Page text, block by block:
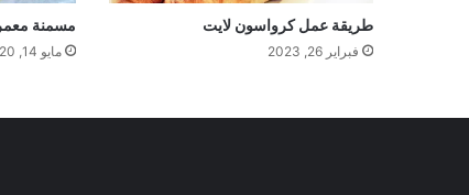
طريقة عمل كرواسون لايت
فبراير 26, 2023
مسمنة
مايو 14, 2020